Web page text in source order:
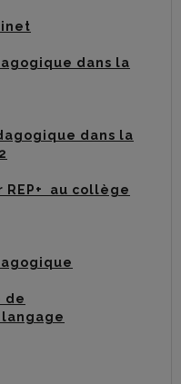
dans la
dans la
au collège
de
langage